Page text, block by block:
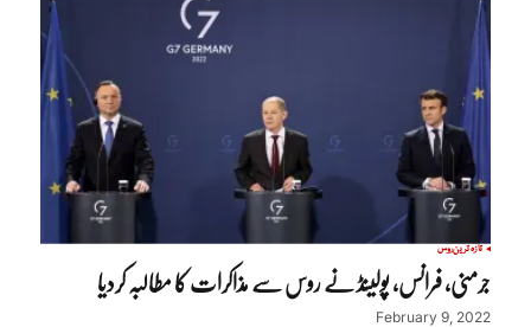
تازہ ترینروس
جرمنی، فرانس، پولینڈ نے روس سے مذاکرات کا مطالبہ کردیا
February 9, 2022